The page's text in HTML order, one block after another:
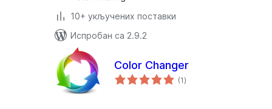
10+ укључених поставки
Испробан са 2.9.2
Color Changer
(1укупних
оцена
)